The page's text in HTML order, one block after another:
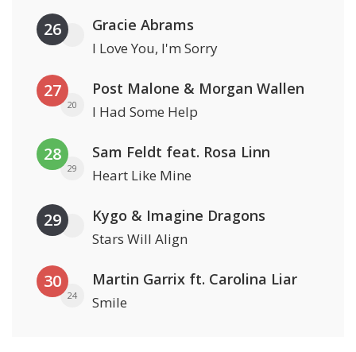
26 Gracie Abrams
I Love You, I'm Sorry
27
20
Post Malone & Morgan Wallen
I Had Some Help
28
29
Sam Feldt feat. Rosa Linn
Heart Like Mine
29 Kygo & Imagine Dragons
Stars Will Align
30
24
Martin Garrix ft. Carolina Liar
Smile